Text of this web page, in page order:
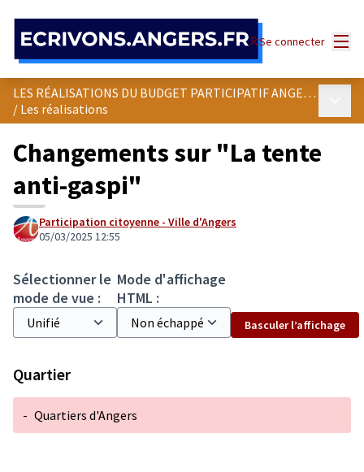
Se connecter
LES RÉALISATIONS DU BUDGET PARTICIPATIF ANGEVIN
/ Les réalisations
Changements sur "La tente
anti-gaspi"
Participation citoyenne - Ville d'Angers
05/03/2025 12:55
Sélectionner le
mode de vue :
Mode d'affichage
HTML :
Basculer l’affichage
Quartier
- Quartiers d'Angers